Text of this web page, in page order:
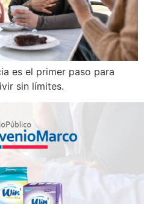
es el primer paso para
sin límites.